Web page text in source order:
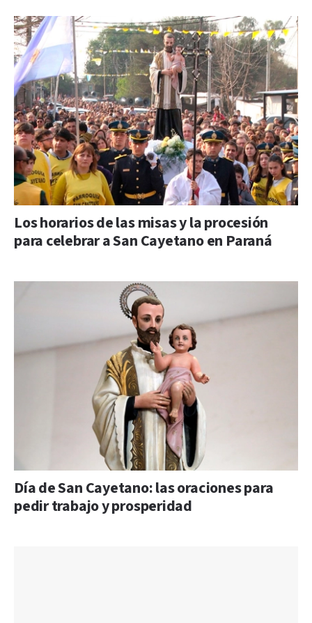
Los horarios de las misas y la procesión
para celebrar a San Cayetano en Paraná
Día de San Cayetano: las oraciones para
pedir trabajo y prosperidad